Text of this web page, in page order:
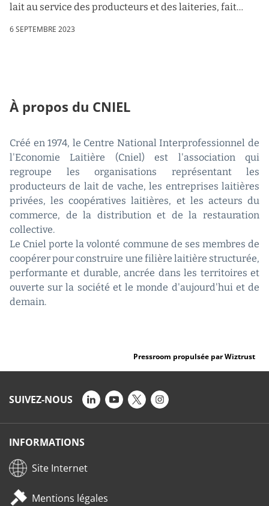
lait au service des producteurs et des laiteries, fait
6 SEPTEMBRE 2023
À propos du CNIEL
Créé en 1974, le Centre National Interprofessionnel de
l'Economie Laitière (Cniel) est l'association qui
regroupe les organisations représentant les
producteurs de lait de vache, les entreprises laitières
privées, les coopératives laitières, et les acteurs du
commerce, de la distribution et de la restauration
collective.
Le Cniel porte la volonté commune de ses membres de
coopérer pour construire une filière laitière structurée,
performante et durable, ancrée dans les territoires et
ouverte sur la société et le monde d'aujourd'hui et de
demain.
Pressroom propulsée par Wiztrust
SUIVEZ-NOUS
INFORMATIONS
Site Internet
Mentions légales